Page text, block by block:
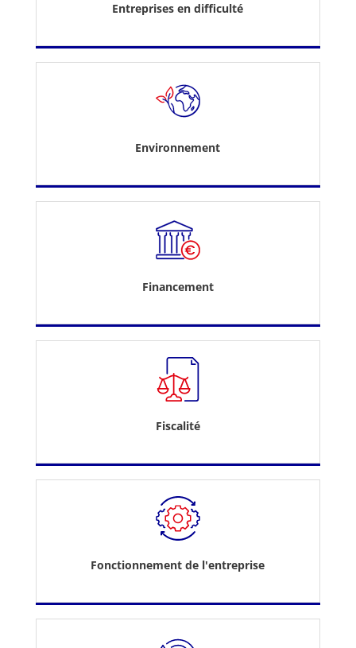
Entreprises en difficulté
Environnement
Financement
Fiscalité
Fonctionnement de l'entreprise